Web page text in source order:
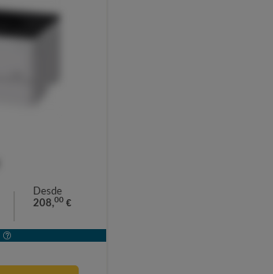
Desde
208,00 €